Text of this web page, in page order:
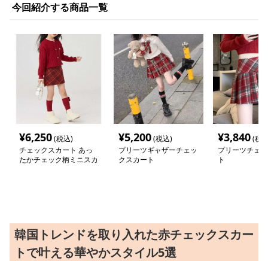
今回紹介する商品一覧
¥6,250(税込)
チェックスカート あっ
たかチェック柄ミニスカ
¥5,200(税込)
プリーツギャザーチェッ
クスカート
¥3,840(税
プリーツチェ
ト
韓国トレンドを取り入れた赤チェックスカー
トで叶える華やかスタイル5選